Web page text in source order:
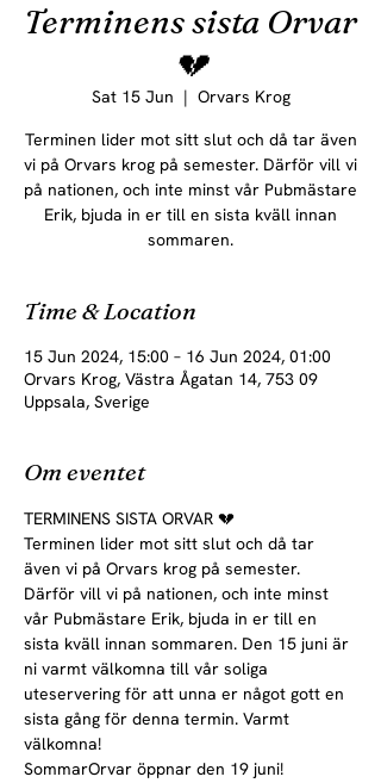
Terminens sista Orvar
💔
Sat 15 Jun
  |
Orvars Krog
Terminen lider mot sitt slut och då tar även
vi på Orvars krog på semester. Därför vill vi
på nationen, och inte minst vår Pubmästare
Erik, bjuda in er till en sista kväll innan
sommaren.
Time & Location
15 Jun 2024, 15:00 – 16 Jun 2024, 01:00
Orvars Krog, Västra Ågatan 14, 753 09
Uppsala, Sverige
Om eventet
TERMINENS SISTA ORVAR 💔
Terminen lider mot sitt slut och då tar
även vi på Orvars krog på semester.
Därför vill vi på nationen, och inte minst
vår Pubmästare Erik, bjuda in er till en
sista kväll innan sommaren. Den 15 juni är
ni varmt välkomna till vår soliga
uteservering för att unna er något gott en
sista gång för denna termin. Varmt
välkomna!
SommarOrvar öppnar den 19 juni!